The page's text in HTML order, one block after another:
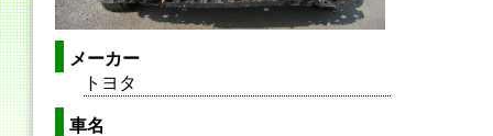
メーカー
トヨタ
車名